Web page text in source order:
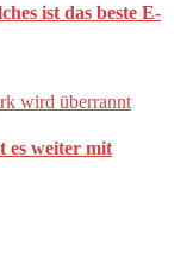
ist das beste E-
es weiter mit